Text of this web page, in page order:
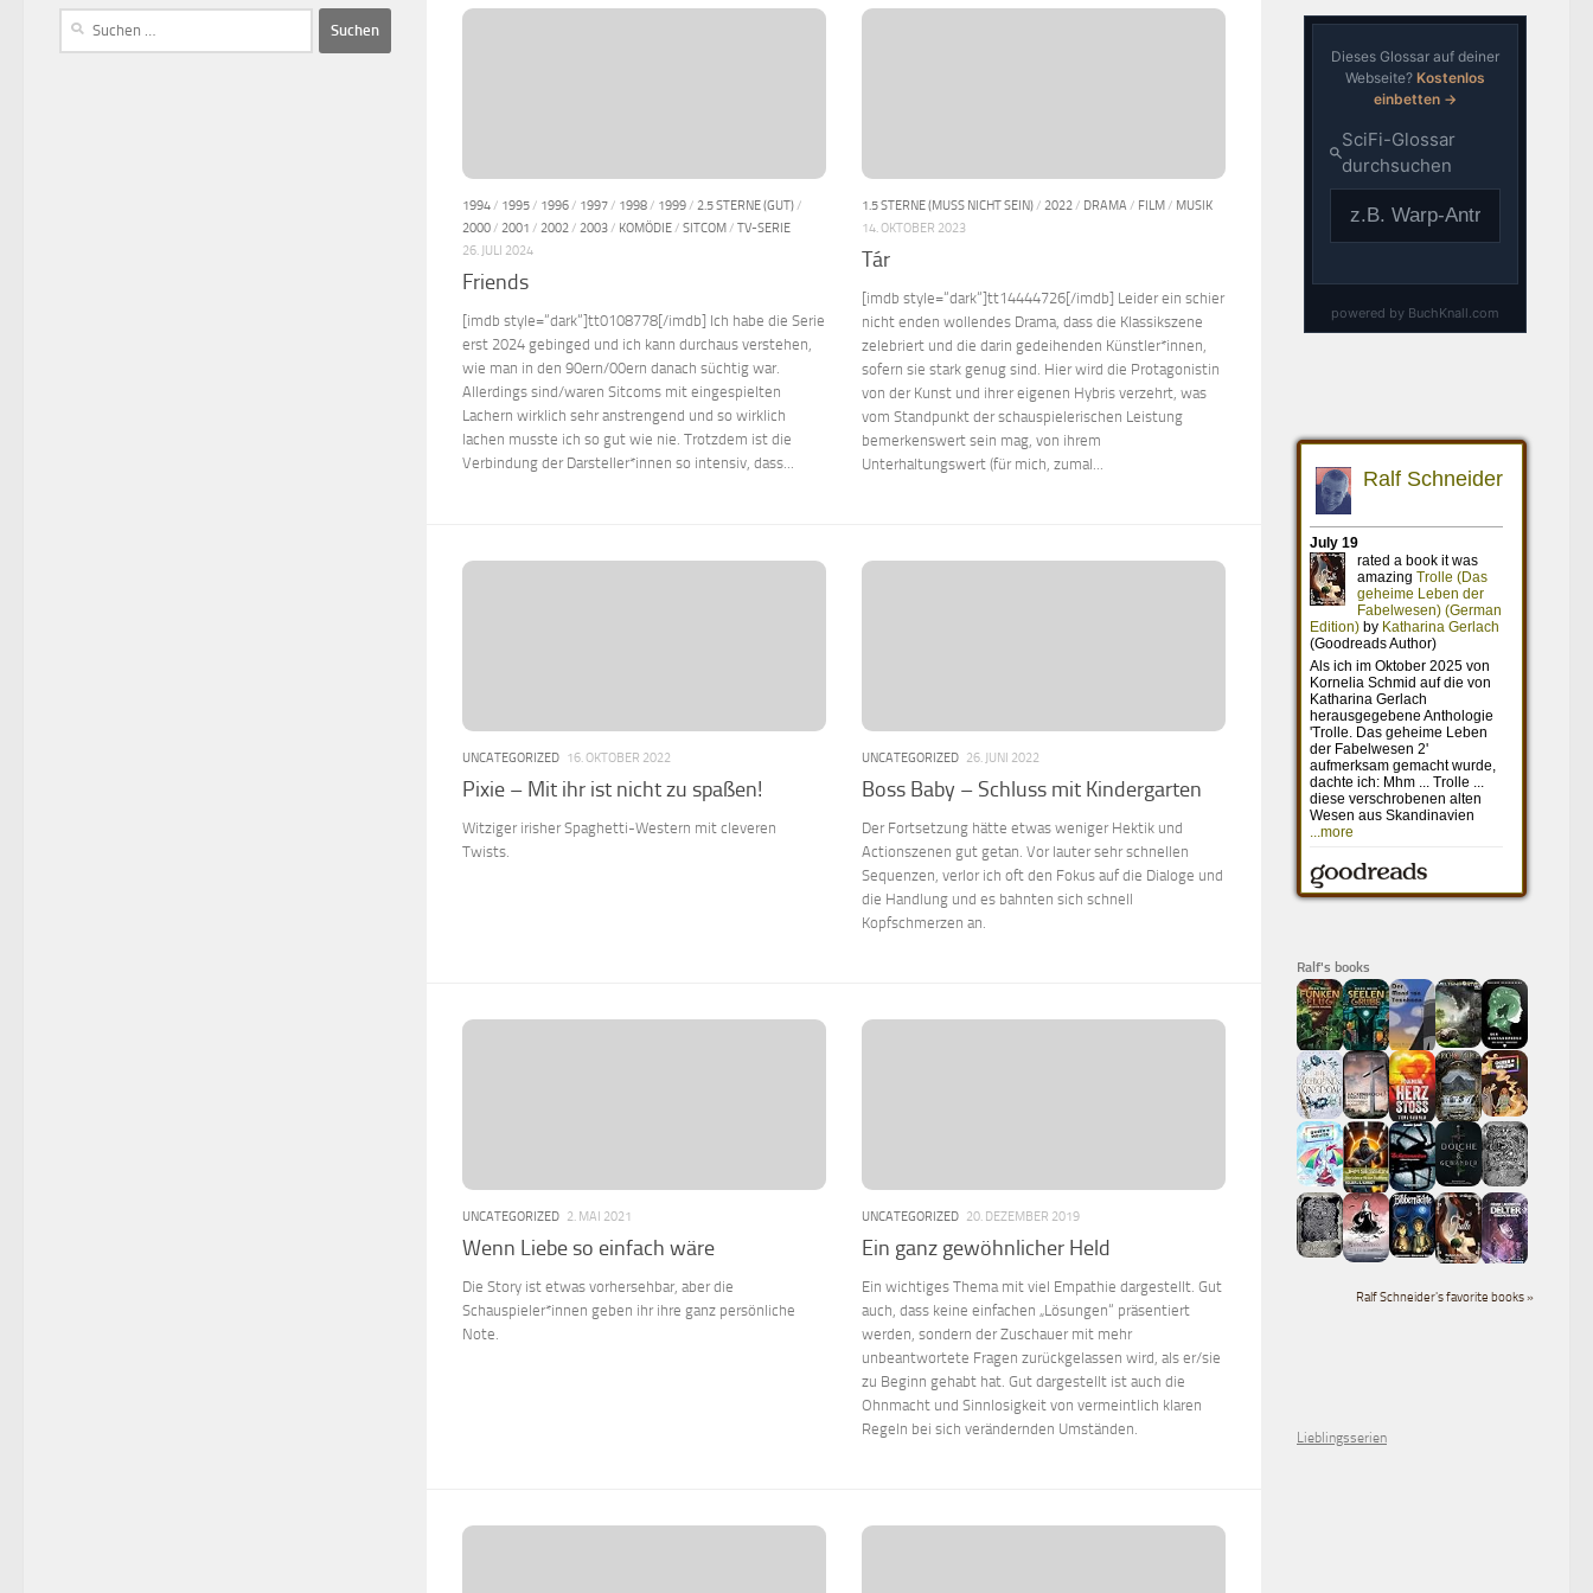
1994/ 1995/ 1996/ 1997/ 1998/ 1999/ 2.5 STERNE (GUT)/
2000/ 2001 / 2002/ 2003/ KOMÖDIE/ SITCOM/ TV-SERIE
26. JULI 2024
Friends
[imdb style=“dark“]tt0108778[/imdb] Ich habe die Serie
erst 2024 gebinged und ich kann durchaus verstehen,
wie man in den 90ern/00ern danach süchtig war.
Allerdings sind/waren Sitcoms mit eingespielten
Lachern wirklich sehr anstrengend und so wirklich
lachen musste ich so gut wie nie. Trotzdem ist die
Verbindung der Darsteller*innen so intensiv, dass...
1.5 STERNE (MUSS NICHT SEIN)/ 2022/ DRAMA / FILM/ MUSIK
14. OKTOBER 2023
Tár
[imdb style=“dark“]tt14444726[/imdb] Leider ein schier
nicht enden wollendes Drama, dass die Klassikszene
zelebriert und die darin gedeihenden Künstler*innen,
sofern sie stark genug sind. Hier wird die Protagonistin
von der Kunst und ihrer eigenen Hybris verzehrt, was
vom Standpunkt der schauspielerischen Leistung
bemerkenswert sein mag, von ihrem
Unterhaltungswert (für mich, zumal...
UNCATEGORIZED 16. OKTOBER 2022
Pixie – Mit ihr ist nicht zu spaßen!
Witziger irisher Spaghetti-Western mit cleveren
Twists.
UNCATEGORIZED 26. JUNI 2022
Boss Baby – Schluss mit Kindergarten
Der Fortsetzung hätte etwas weniger Hektik und
Actionszenen gut getan. Vor lauter sehr schnellen
Sequenzen, verlor ich oft den Fokus auf die Dialoge und
die Handlung und es bahnten sich schnell
Kopfschmerzen an.
UNCATEGORIZED 2. MAI 2021
Wenn Liebe so einfach wäre
Die Story ist etwas vorhersehbar, aber die
Schauspieler*innen geben ihr ihre ganz persönliche
Note.
UNCATEGORIZED 20. DEZEMBER 2019
Ein ganz gewöhnlicher Held
Ein wichtiges Thema mit viel Empathie dargestellt. Gut
auch, dass keine einfachen „Lösungen“ präsentiert
werden, sondern der Zuschauer mit mehr
unbeantwortete Fragen zurückgelassen wird, als er/sie
zu Beginn gehabt hat. Gut dargestellt ist auch die
Ohnmacht und Sinnlosigkeit von vermeintlich klaren
Regeln bei sich verändernden Umständen.
Ralf's books
Ralf Schneider's favorite books »
Lieblingsserien